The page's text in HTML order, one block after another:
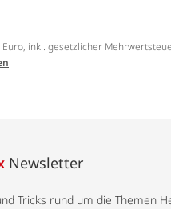
inkl. gesetzlicher
Newsletter
Tricks rund um die Themen